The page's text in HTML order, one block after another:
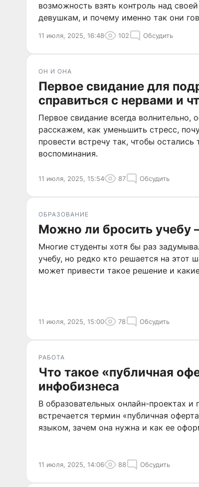
возможность взять контроль над
девушкам, и почему именно так они
11 июля, 2025, 16:48 102 Обсудить
ОН И ОНА
Первое свидание для
справиться с нервами и
Первое свидание всегда волнительно,
расскажем, как уменьшить стресс,
провести встречу так, чтобы остались
воспоминания.
11 июля, 2025, 15:54 87 Обсудить
ОБРАЗОВАНИЕ
Можно ли бросить учебу
Многие студенты хотя бы раз
учебу, но редко кто решается на этот
может привести такое решение и
11 июля, 2025, 15:00 78 Обсудить
РАБОТА
Что такое «публичная
инфобизнеса
В образовательных онлайн-проектах и
встречается термин «публичная
языком, зачем она нужна и как ее
11 июля, 2025, 14:06 88 Обсудить